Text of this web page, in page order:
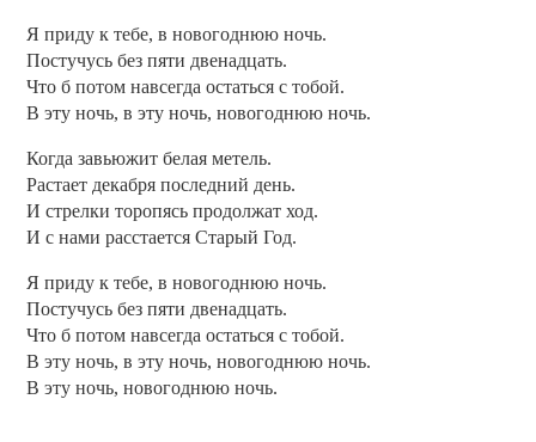
Я приду к тебе, в новогоднюю ночь.
Постучусь без пяти двенадцать.
Что б потом навсегда остаться с тобой.
В эту ночь, в эту ночь, новогоднюю ночь.
Когда завьюжит белая метель.
Растает декабря последний день.
И стрелки торопясь продолжат ход.
И с нами расстается Старый Год.
Я приду к тебе, в новогоднюю ночь.
Постучусь без пяти двенадцать.
Что б потом навсегда остаться с тобой.
В эту ночь, в эту ночь, новогоднюю ночь.
В эту ночь, новогоднюю ночь.